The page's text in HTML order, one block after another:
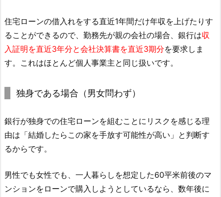
住宅ローンの借入れをする直近1年間だけ年収を上げたりす
ることができるので、勤務先が親の会社の場合、銀行は収
入証明を直近3年分と会社決算書を直近3期分を要求しま
す。これはほとんど個人事業主と同じ扱いです。
独身である場合（男女問わず）
銀行が独身での住宅ローンを組むことにリスクを感じる理
由は「結婚したらこの家を手放す可能性が高い」と判断す
るからです。
男性でも女性でも、一人暮らしを想定した60平米前後のマ
ンションをローンで購入しようとしているなら、数年後に